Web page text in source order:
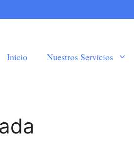
Inicio Nuestros Servicios